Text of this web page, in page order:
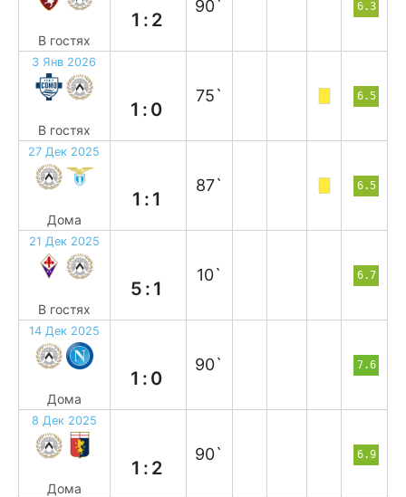
В гостях
1:2
90` 6.3
3 Янв 2026
В гостях
1:0
75` 6.5
27 Дек 2025
Дома
1:1
87` 6.5
21 Дек 2025
В гостях
5:1
10` 6.7
14 Дек 2025
Дома
1:0
90` 7.6
8 Дек 2025
Дома
1:2
90` 6.9